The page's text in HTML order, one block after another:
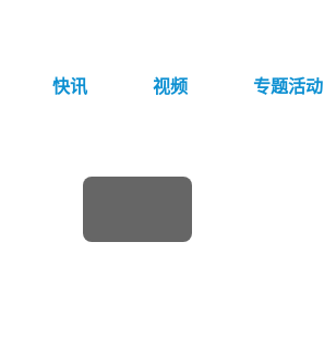
快讯 视频 专题活动